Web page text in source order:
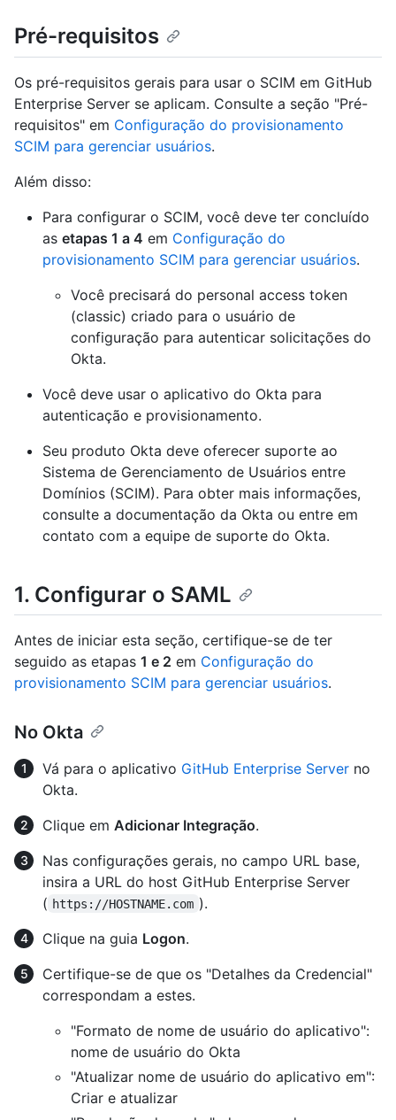
Pré-requisitos
Os pré-requisitos gerais para usar o SCIM em GitHub
Enterprise Server se aplicam. Consulte a seção "Pré-
requisitos" em Configuração do provisionamento
SCIM para gerenciar usuários.
Além disso:
Para configurar o SCIM, você deve ter concluído
as etapas 1 a 4 em Configuração do
provisionamento SCIM para gerenciar usuários.
Você precisará do personal access token
(classic) criado para o usuário de
configuração para autenticar solicitações do
Okta.
Você deve usar o aplicativo do Okta para
autenticação e provisionamento.
Seu produto Okta deve oferecer suporte ao
Sistema de Gerenciamento de Usuários entre
Domínios (SCIM). Para obter mais informações,
consulte a documentação da Okta ou entre em
contato com a equipe de suporte do Okta.
1. Configurar o SAML
Antes de iniciar esta seção, certifique-se de ter
seguido as etapas 1 e 2 em Configuração do
provisionamento SCIM para gerenciar usuários.
No Okta
Vá para o aplicativo GitHub Enterprise Server no
Okta.
Clique em Adicionar Integração.
Nas configurações gerais, no campo URL base,
insira a URL do host GitHub Enterprise Server
( https://HOSTNAME.com ).
Clique na guia Logon.
Certifique-se de que os "Detalhes da Credencial"
correspondam a estes.
"Formato de nome de usuário do aplicativo":
nome de usuário do Okta
"Atualizar nome de usuário do aplicativo em":
Criar e atualizar